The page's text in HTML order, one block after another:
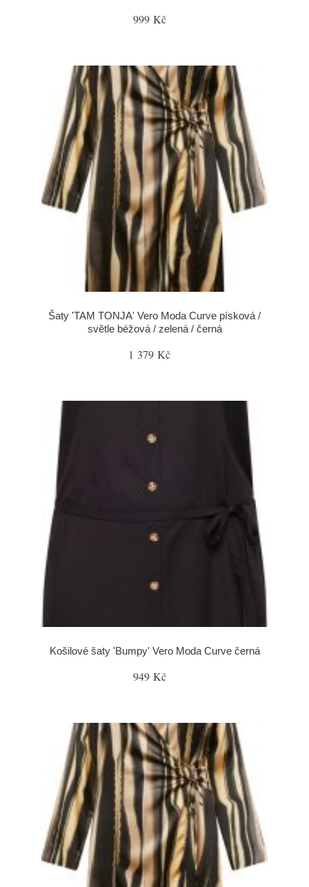
999 Kč
Šaty 'TAM TONJA' Vero Moda Curve písková /
světle béžová / zelená / černá
1 379 Kč
Košilové šaty 'Bumpy' Vero Moda Curve černá
949 Kč